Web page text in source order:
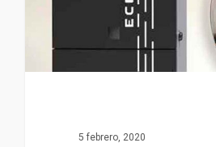
5 febrero, 2020